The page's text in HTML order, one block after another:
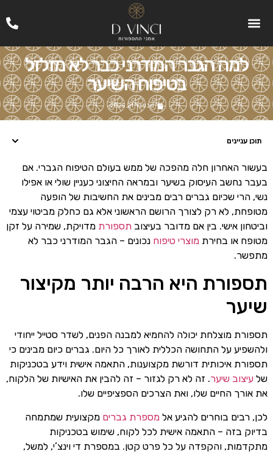
למה הגבר המודרני כבר לא מזלזל
בטיפוח השיער
נובמבר 21, 2025
תוכן עניינים
בעשור האחרון חלה מהפכה של ממש בעולם הטיפוח הגברי. אם
בעבר נחשב העיסוק בשיער ובמראה החיצוני כעניין שולי או אפילו
נשי, הרי שכיום גברים רבים מבינים את החשיבות של הופעה
מטופחת, לא רק לצורך הרושם הראשוני אלא גם כחלק מביטוי עצמי
וביטחון אישי. בין אם מדובר בעיצוב תספורת מדויקת, שמירה על זקן
מטופח או בחירת מוצרי טיפוח נכונים – הגבר המודרני כבר לא
מתפשר.
תספורת היא הרבה יותר מקיצור
שיער
תספורת מוצלחת יכולה להחמיא למבנה הפנים, לשדר סטייל ייחודי
ולהשפיע על התחושה הכללית לאורך כל היום. גברים כיום מבינים כי
תספורת איכותית דורשת מקצוענות, התאמה אישית וידע בטכניקות
של עיצוב שיער. זה לא רק לגזור – זה להבין את האישיות של הלקוח,
את אורך החיים שלו, ואת הצרכים הספציפיים שלו.
לכן, רבים בוחרים להגיע אל מספרת גברים מקצועית שמתמחה
בדיוק בזה – התאמה אישית לכל לקוח, שימוש בטכניקות
מתקדמות, והקפדה על כל פרט קטן. במספרת די וינצ’י, למשל,